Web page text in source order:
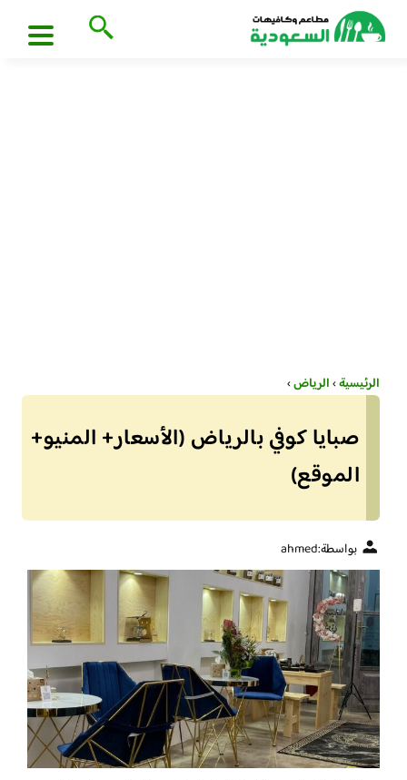
الرئيسية›الرياض›
صبايا كوفي بالرياض (الأسعار+ المنيو+
الموقع)
بواسطة:ahmed